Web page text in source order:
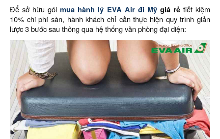
Để sở hữu góimua hành lý EVA Air đi Mỹgiá rẻtiết kiệm
10% chi phí sàn, hành khách chỉ cần thực hiện quy trình giản
lược 3 bước sau thông qua hệ thống văn phòng đại diện: